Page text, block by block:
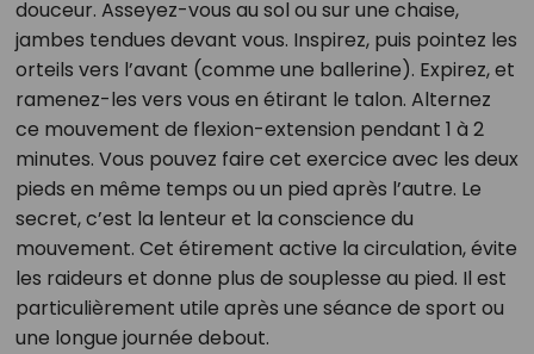
douceur. Asseyez-vous au sol ou sur une chaise,
jambes tendues devant vous. Inspirez, puis pointez les
orteils vers l’avant (comme une ballerine). Expirez, et
ramenez-les vers vous en étirant le talon. Alternez
ce mouvement de flexion-extension pendant 1 à 2
minutes. Vous pouvez faire cet exercice avec les deux
pieds en même temps ou un pied après l’autre. Le
secret, c’est la lenteur et la conscience du
mouvement. Cet étirement active la circulation, évite
les raideurs et donne plus de souplesse au pied. Il est
particulièrement utile après une séance de sport ou
une longue journée debout.